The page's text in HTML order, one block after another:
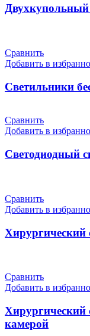
Сравнить
Добавить в
Светильники
Сравнить
Добавить в
Светодиодный
Сравнить
Добавить в
Сравнить
Добавить в
Хирургический
камерой